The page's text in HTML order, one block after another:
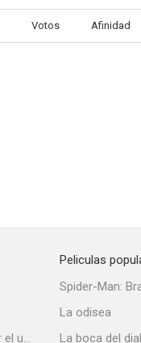
Votos Afinidad
Stuart no consigue salvar el universo
Peliculas
Spider-Man:
La odisea
La boca del